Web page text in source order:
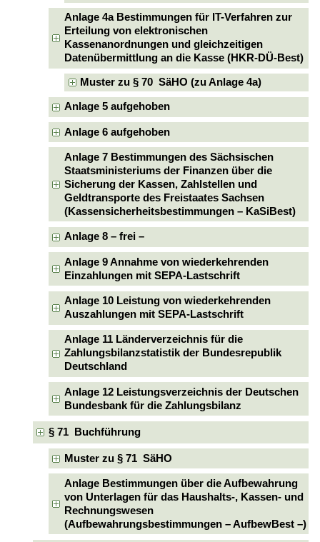
Anlage 4a Bestimmungen für IT-Verfahren zur
Erteilung von elektronischen
Kassenanordnungen und gleichzeitigen
Datenübermittlung an die Kasse (HKR-DÜ-Best)
Muster zu § 70 SäHO (zu Anlage 4a)
Anlage 5 aufgehoben
Anlage 6 aufgehoben
Anlage 7 Bestimmungen des Sächsischen
Staatsministeriums der Finanzen über die
Sicherung der Kassen, Zahlstellen und
Geldtransporte des Freistaates Sachsen
(Kassensicherheitsbestimmungen – KaSiBest)
Anlage 8 – frei –
Anlage 9 Annahme von wiederkehrenden
Einzahlungen mit SEPA-Lastschrift
Anlage 10 Leistung von wiederkehrenden
Auszahlungen mit SEPA-Lastschrift
Anlage 11 Länderverzeichnis für die
Zahlungsbilanzstatistik der Bundesrepublik
Deutschland
Anlage 12 Leistungsverzeichnis der Deutschen
Bundesbank für die Zahlungsbilanz
§ 71 Buchführung
Muster zu § 71 SäHO
Anlage Bestimmungen über die Aufbewahrung
von Unterlagen für das Haushalts-, Kassen- und
Rechnungswesen
(Aufbewahrungsbestimmungen – AufbewBest –)